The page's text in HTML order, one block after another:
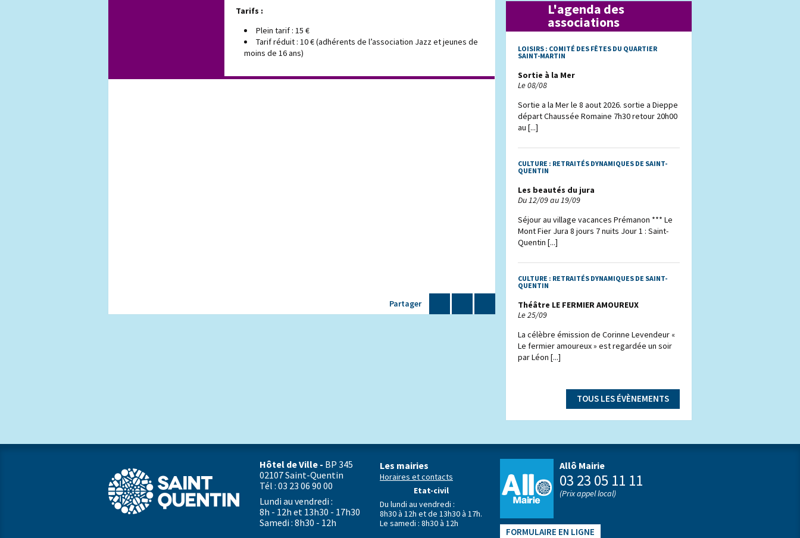
Tarifs :
Plein tarif : 15 €
Tarif réduit : 10 € (adhérents de l’association Jazz et jeunes de
moins de 16 ans)
Partager
L'agenda des
associations
LOISIRS : COMITÉ DES FÊTES DU QUARTIER
SAINT-MARTIN
Sortie à la Mer
Le 08/08
Sortie a la Mer le 8 aout 2026. sortie a Dieppe
départ Chaussée Romaine 7h30 retour 20h00
au [...]
CULTURE : RETRAITÉS DYNAMIQUES DE SAINT-
QUENTIN
Les beautés du jura
Du 12/09 au 19/09
Séjour au village vacances Prémanon *** Le
Mont Fier Jura 8 jours 7 nuits Jour 1 : Saint-
Quentin [...]
CULTURE : RETRAITÉS DYNAMIQUES DE SAINT-
QUENTIN
Théâtre LE FERMIER AMOUREUX
Le 25/09
La célèbre émission de Corinne Levendeur «
Le fermier amoureux » est regardée un soir
par Léon [...]
TOUS LES ÉVÈNEMENTS
Hôtel de Ville - BP 345
02107 Saint-Quentin
Tél : 03 23 06 90 00
Lundi au vendredi :
8h - 12h et 13h30 - 17h30
Samedi : 8h30 - 12h
Les mairies
Horaires et contacts
Etat-civil
Du lundi au vendredi :
8h30 à 12h et de 13h30 à 17h.
Le samedi : 8h30 à 12h
Allô Mairie
03 23 05 11 11
(Prix appel local)
FORMULAIRE EN LIGNE